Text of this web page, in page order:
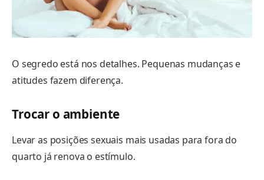
O segredo está nos detalhes. Pequenas mudanças e
atitudes fazem diferença.
Trocar o ambiente
Levar as posições sexuais mais usadas para fora do
quarto já renova o estímulo.